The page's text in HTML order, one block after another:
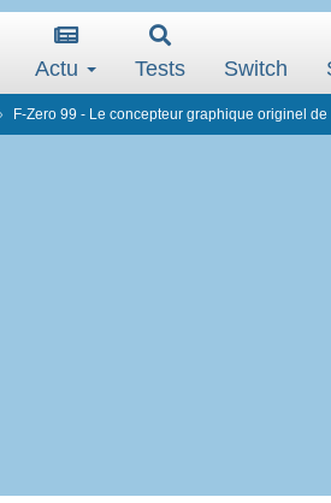
Actu Tests Switch
F-Zero 99 - Le concepteur graphique originel de